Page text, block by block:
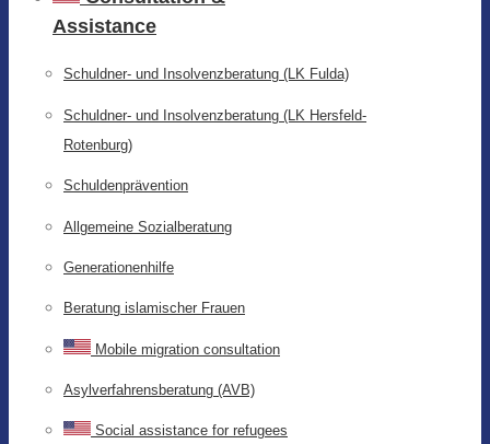
Assistance
Schuldner- und Insolvenzberatung (LK Fulda)
Schuldner- und Insolvenzberatung (LK Hersfeld-
Rotenburg)
Schuldenprävention
Allgemeine Sozialberatung
Generationenhilfe
Beratung islamischer Frauen
Mobile migration consultation
Asylverfahrensberatung (AVB)
Social assistance for refugees